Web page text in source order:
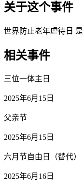
关于这个事件
世界防止老年虐待日
相关事件
三位一体主日
2025年6月15日
父亲节
2025年6月15日
六月节自由日（替代）
2025年6月16日